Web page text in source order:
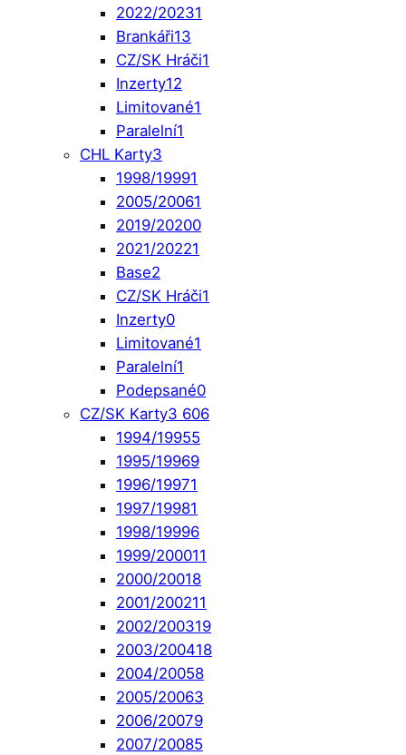
2022/20231
Brankáři13
CZ/SK Hráči1
Inzerty12
Limitované1
Paralelní1
CHL Karty3
1998/19991
2005/20061
2019/20200
2021/20221
Base2
CZ/SK Hráči1
Inzerty0
Limitované1
Paralelní1
Podepsané0
CZ/SK Karty3 606
1994/19955
1995/19969
1996/19971
1997/19981
1998/19996
1999/200011
2000/20018
2001/200211
2002/200319
2003/200418
2004/20058
2005/20063
2006/20079
2007/20085